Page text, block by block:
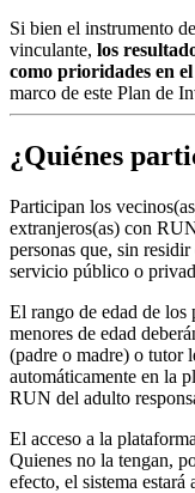
Si bien el instrumento
vinculante, los
como prioridades en
marco de este Plan de
¿Quiénes
Participan los
extranjeros(as) con
personas que, sin
servicio público o
El rango de edad de los
menores de edad
(padre o madre) o tutor
automáticamente en la
RUN del adulto
El acceso a la
Quienes no la tengan,
efecto, el sistema